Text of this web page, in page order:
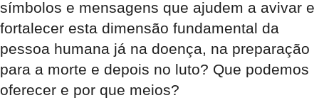
símbolos e mensagens que ajudem a avivar e
fortalecer esta dimensão fundamental da
pessoa humana já na doença, na preparação
para a morte e depois no luto? Que podemos
oferecer e por que meios?